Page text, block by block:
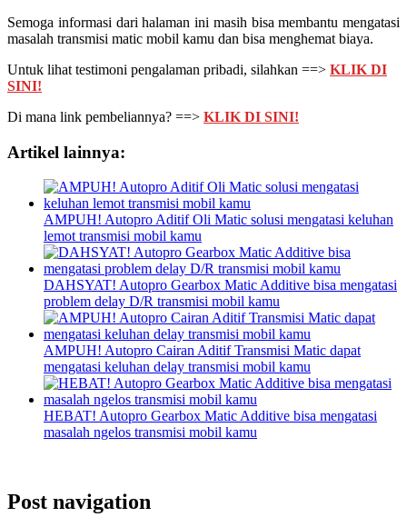
Semoga informasi dari halaman ini masih bisa membantu mengatasi
masalah transmisi matic mobil kamu dan bisa menghemat biaya.
Untuk lihat testimoni pengalaman pribadi, silahkan ==> KLIK DI
SINI!
Di mana link pembeliannya? ==> KLIK DI SINI!
Artikel lainnya:
AMPUH! Autopro Aditif Oli Matic solusi mengatasi keluhan
lemot transmisi mobil kamu
DAHSYAT! Autopro Gearbox Matic Additive bisa mengatasi
problem delay D/R transmisi mobil kamu
AMPUH! Autopro Cairan Aditif Transmisi Matic dapat
mengatasi keluhan delay transmisi mobil kamu
HEBAT! Autopro Gearbox Matic Additive bisa mengatasi
masalah ngelos transmisi mobil kamu
Post navigation